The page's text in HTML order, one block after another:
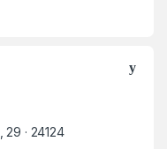
· 24124